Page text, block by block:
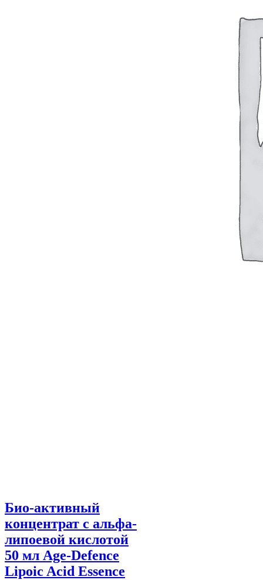
Био-активный
концентрат с альфа-
липоевой кислотой
50 мл Age-Defence
Lipoic Acid Essence